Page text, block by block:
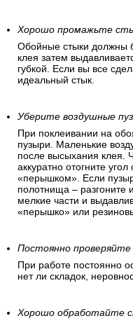
Хорошо промажьте
Обойные стыки должны
клея затем
губкой. Если вы все
идеальный стык.
Уберите воздушные
При поклеивании на
пузыри. Маленькие
после высыхания клея.
аккуратно отогните
«перышком». Если
полотнища – разгоните
мелкие части и
«перышко» или
Постоянно
При работе постоянно
нет ли складок,
Хорошо обработайте